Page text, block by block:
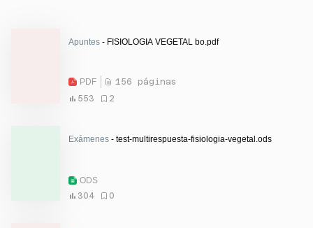
Apuntes - FISIOLOGIA VEGETAL bo.pdf
PDF
156 páginas
553
2
Exámenes - test-multirespuesta-fisiologia-vegetal.ods
ODS
304
0